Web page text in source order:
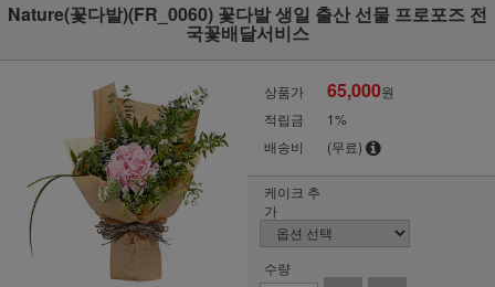
Nature(꽃다발)(FR_0060) 꽃다발 생일 출산 선물 프로포즈 전
국꽃배달서비스
상품가 65,000원
적립금
1%
배송비
(무료)
케이크 추
가
수량